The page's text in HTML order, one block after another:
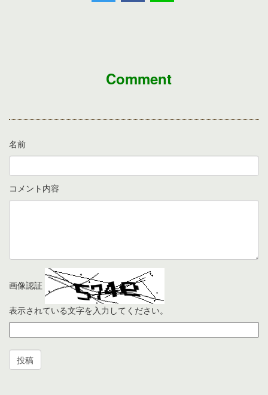
Comment
名前
コメント内容
画像認証
表示されている文字を入力してください。